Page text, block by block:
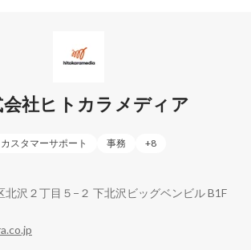
社ヒトカラメディア
カスタマーサポート 事務 +8
北沢２丁目５−２ 下北沢ビッグベンビル B1F